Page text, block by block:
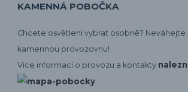
KAMENNÁ POBOČKA
Chcete osvětlení vybrat osobně? Neváhejte
kamennou provozovnu!
Více informací o provozu a kontakty